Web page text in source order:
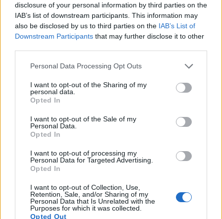
disclosure of your personal information by third parties on the
IAB’s list of downstream participants. This information may
also be disclosed by us to third parties on the IAB’s List of
Downstream Participants that may further disclose it to other
Please note that this website/app uses one or more Google
not limited to your visit or usage behaviour. You may click to
grant or deny consent to Google and its third-party tags to
use your data for below specified purposes in below Google
consent section.
Personal Data Processing Opt Outs
I want to opt-out of the Sharing of my
personal data.
Opted In
I want to opt-out of the Sale of my
Personal Data.
Opted In
I want to opt-out of processing my
Personal Data for Targeted Advertising.
Opted In
I want to opt-out of Collection, Use,
Retention, Sale, and/or Sharing of my
Personal Data that Is Unrelated with the
Purposes for which it was collected.
Opted Out
يحافظ على رطوبة التربة
يمنع نمو الأعشاب الضارة
يعتدل في درجة حرارة التربة
يضيف المواد العضوية أثناء تحللها
يمنع ضغط التربة بسبب المطر
يقلل من المنافسة من العشب والأعشاب الضارة